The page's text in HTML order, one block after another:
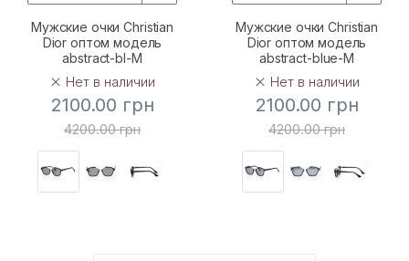
Мужские очки Christian
Dior оптом модель
abstract-bl-M
Нет в наличии
2100.00 грн
4200.00 грн
Мужские очки Christian
Dior оптом модель
abstract-blue-M
Нет в наличии
2100.00 грн
4200.00 грн